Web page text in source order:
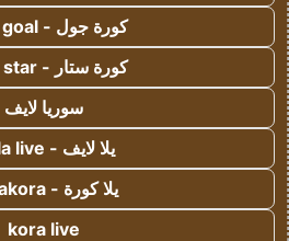
كورة جول - kora goal
كورة ستار - kora star
سوريا لايف
يلا لايف - yalla live
يلا كورة - yallakora
kora live